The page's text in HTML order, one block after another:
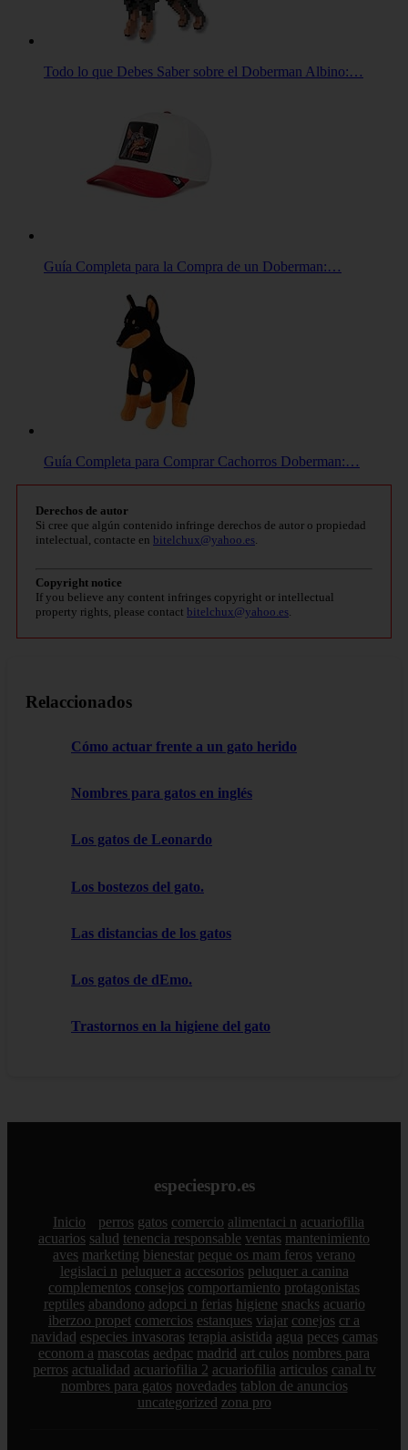
Todo lo que Debes Saber sobre el Doberman Albino:…
Guía Completa para la Compra de un Doberman:…
Guía Completa para Comprar Cachorros Doberman:…
Derechos de autor
Si cree que algún contenido infringe derechos de autor o propiedad
intelectual, contacte en bitelchux@yahoo.es.
Copyright notice
If you believe any content infringes copyright or intellectual
property rights, please contact bitelchux@yahoo.es.
Relaccionados
Cómo actuar frente a un gato herido
Nombres para gatos en inglés
Los gatos de Leonardo
Los bostezos del gato.
Las distancias de los gatos
Los gatos de dEmo.
Trastornos en la higiene del gato
especiespro.es
Inicio perros gatos comercio alimentaci n acuariofilia
acuarios salud tenencia responsable ventas mantenimiento
aves marketing bienestar peque os mam feros verano
legislaci n peluquer a accesorios peluquer a canina
complementos consejos comportamiento protagonistas
reptiles abandono adopci n ferias higiene snacks acuario
iberzoo propet comercios estanques viajar conejos cr a
navidad especies invasoras terapia asistida agua peces camas
econom a mascotas aedpac madrid art culos nombres para
perros actualidad acuariofilia 2 acuariofilia articulos canal tv
nombres para gatos novedades tablon de anuncios
uncategorized zona pro